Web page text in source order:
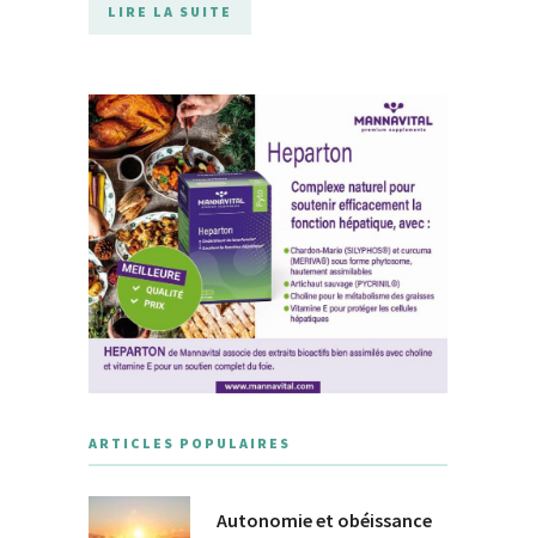
LIRE LA SUITE
ARTICLES POPULAIRES
Autonomie et obéissance